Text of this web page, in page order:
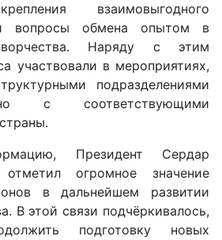
взаимовыгодного
и вопросы обмена опытом в
Наряду с этим
участвовали в мероприятиях,
подразделениями
с соответствующими
Президент Сердар
огромное значение
в дальнейшем развитии
В этой связи подчёркивалось,
подготовку новых